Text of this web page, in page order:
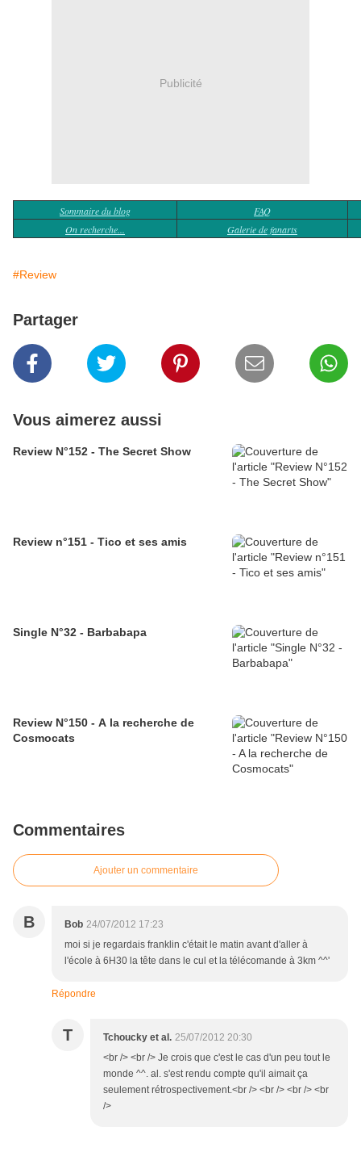
Publicité
Sommaire du blog
FAQ
On recherche...
Galerie de fanarts
#Review
Partager
Vous aimerez aussi
Review N°152 - The Secret Show
Review n°151 - Tico et ses amis
Single N°32 - Barbabapa
Review N°150 - A la recherche de
Cosmocats
Commentaires
Ajouter un commentaire
B Bob 24/07/2012 17:23
moi si je regardais franklin c'était le matin avant d'aller à
l'école à 6H30 la tête dans le cul et la télécomande à 3km ^^'
Répondre
T Tchoucky et al. 25/07/2012 20:30
<br /> <br /> Je crois que c'est le cas d'un peu tout le
monde ^^. al. s'est rendu compte qu'il aimait ça
seulement rétrospectivement.<br /> <br /> <br /> <br
/>